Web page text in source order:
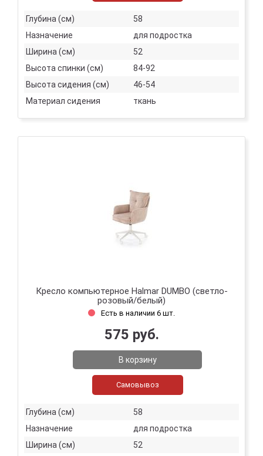
Глубина (см)
58
Назначение
для подростка
Ширина (см)
52
Высота спинки (см)
84-92
Высота сидения (см)
46-54
Материал сидения
ткань
Кресло компьютерное Halmar DUMBO (светло-
розовый/белый)
Есть в наличии 6 шт.
575 руб.
В корзину
Самовывоз
Глубина (см)
58
Назначение
для подростка
Ширина (см)
52